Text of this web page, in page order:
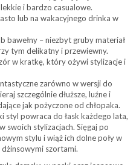
i bardzo casualowe.
lub na wakacyjnego drinka w
bawełny – niezbyt gruby materiał
tym delikatny i przewiewny.
w kratkę, który ożywi stylizacje i
zarówno w wersji do
szczególnie dłuższe, luźne i
jak pożyczone od chłopaka.
styl powraca do łask każdego lata,
swoich stylizacjach. Sięgaj po
stylu i wiąż ich dolne poły w
dżinsowymi szortami.